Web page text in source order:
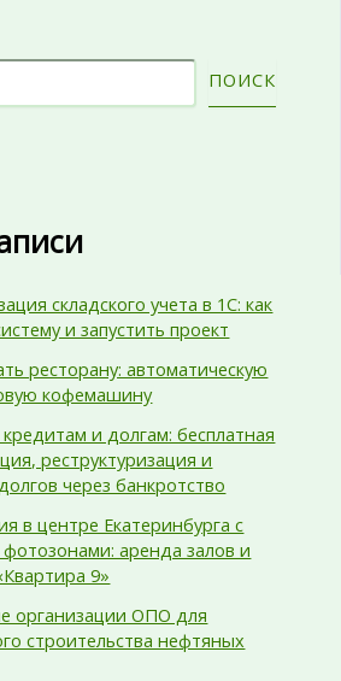
ПОИСК
складского учета в 1С: как
и запустить проект
ресторану: автоматическую
кофемашину
и долгам: бесплатная
реструктуризация и
через банкротство
в центре Екатеринбурга с
аренда залов и
9»
организации ОПО для
строительства нефтяных